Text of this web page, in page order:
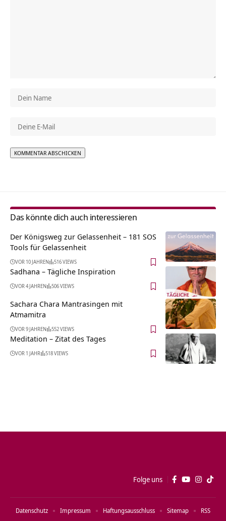
Das könnte dich auch interessieren
Der Königsweg zur Gelassenheit – 181 SOS
Tools für Gelassenheit
VOR 10 JAHREN 516 VIEWS
Sadhana – Tägliche Inspiration
VOR 4 JAHREN 506 VIEWS
Sachara Chara Mantrasingen mit
Atmamitra
VOR 9 JAHREN 552 VIEWS
Meditation – Zitat des Tages
VOR 1 JAHR 518 VIEWS
Folge uns
Datenschutz Impressum Haftungsausschluss Sitemap RSS